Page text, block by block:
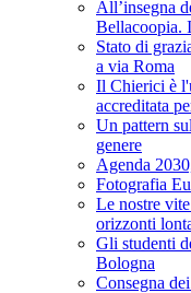
All’insegna
Bellacoopia.
Stato di
a via Roma
Il Chierici è
accreditata
Un pattern
genere
Agenda
Fotografia
Le nostre
orizzonti
Gli studenti
Bologna
Consegna